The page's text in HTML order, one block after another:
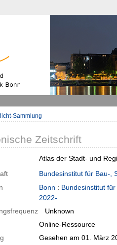
Sammlung
Zeitschrift
Atlas der Stadt- und
Bundesinstitut für Bau-,
Bonn : Bundesinstitut
2022-
Unknown
Online-Ressource
Gesehen am 01. März